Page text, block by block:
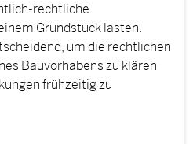
rechtliche
Grundstück lasten.
um die rechtlichen
Bauvorhabens zu klären
frühzeitig zu